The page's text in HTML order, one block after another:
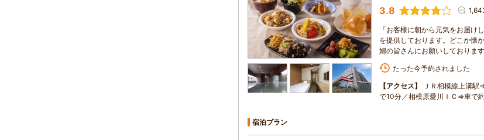
3.8
「お客様に朝から元気をお届
を提供しております。どこか懐
婦の皆さんにお願いしております
たった今予約されました
【アクセス】
ＪＲ相模線上溝
で10分／相模原愛川ＩＣ⇒車で
宿泊プラン